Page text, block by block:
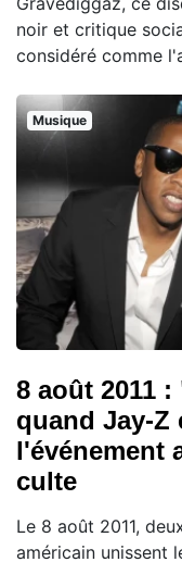
noir et critique
considéré comme
Musique
8 août 2011
quand Jay-Z
l'événement
culte
Le 8 août 2011,
américain unissent